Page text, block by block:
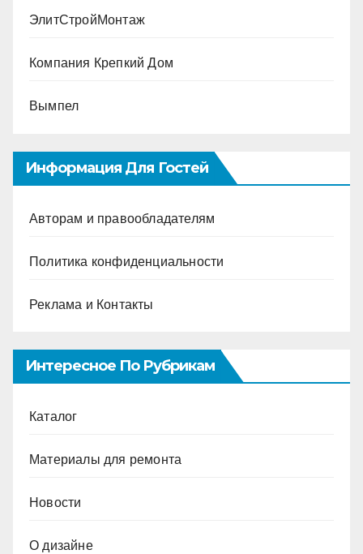
ЭлитСтройМонтаж
Компания Крепкий Дом
Вымпел
Информация Для Гостей
Авторам и правообладателям
Политика конфиденциальности
Реклама и Контакты
Интересное По Рубрикам
Каталог
Материалы для ремонта
Новости
О дизайне